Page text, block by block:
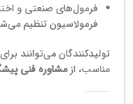
فرمول‌های صنعتی و
فرمولاسیون تنظیم
تولیدکنندگان می‌توانند
مناسب، ازمشاوره فنی